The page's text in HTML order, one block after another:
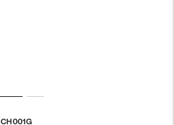
CH001G